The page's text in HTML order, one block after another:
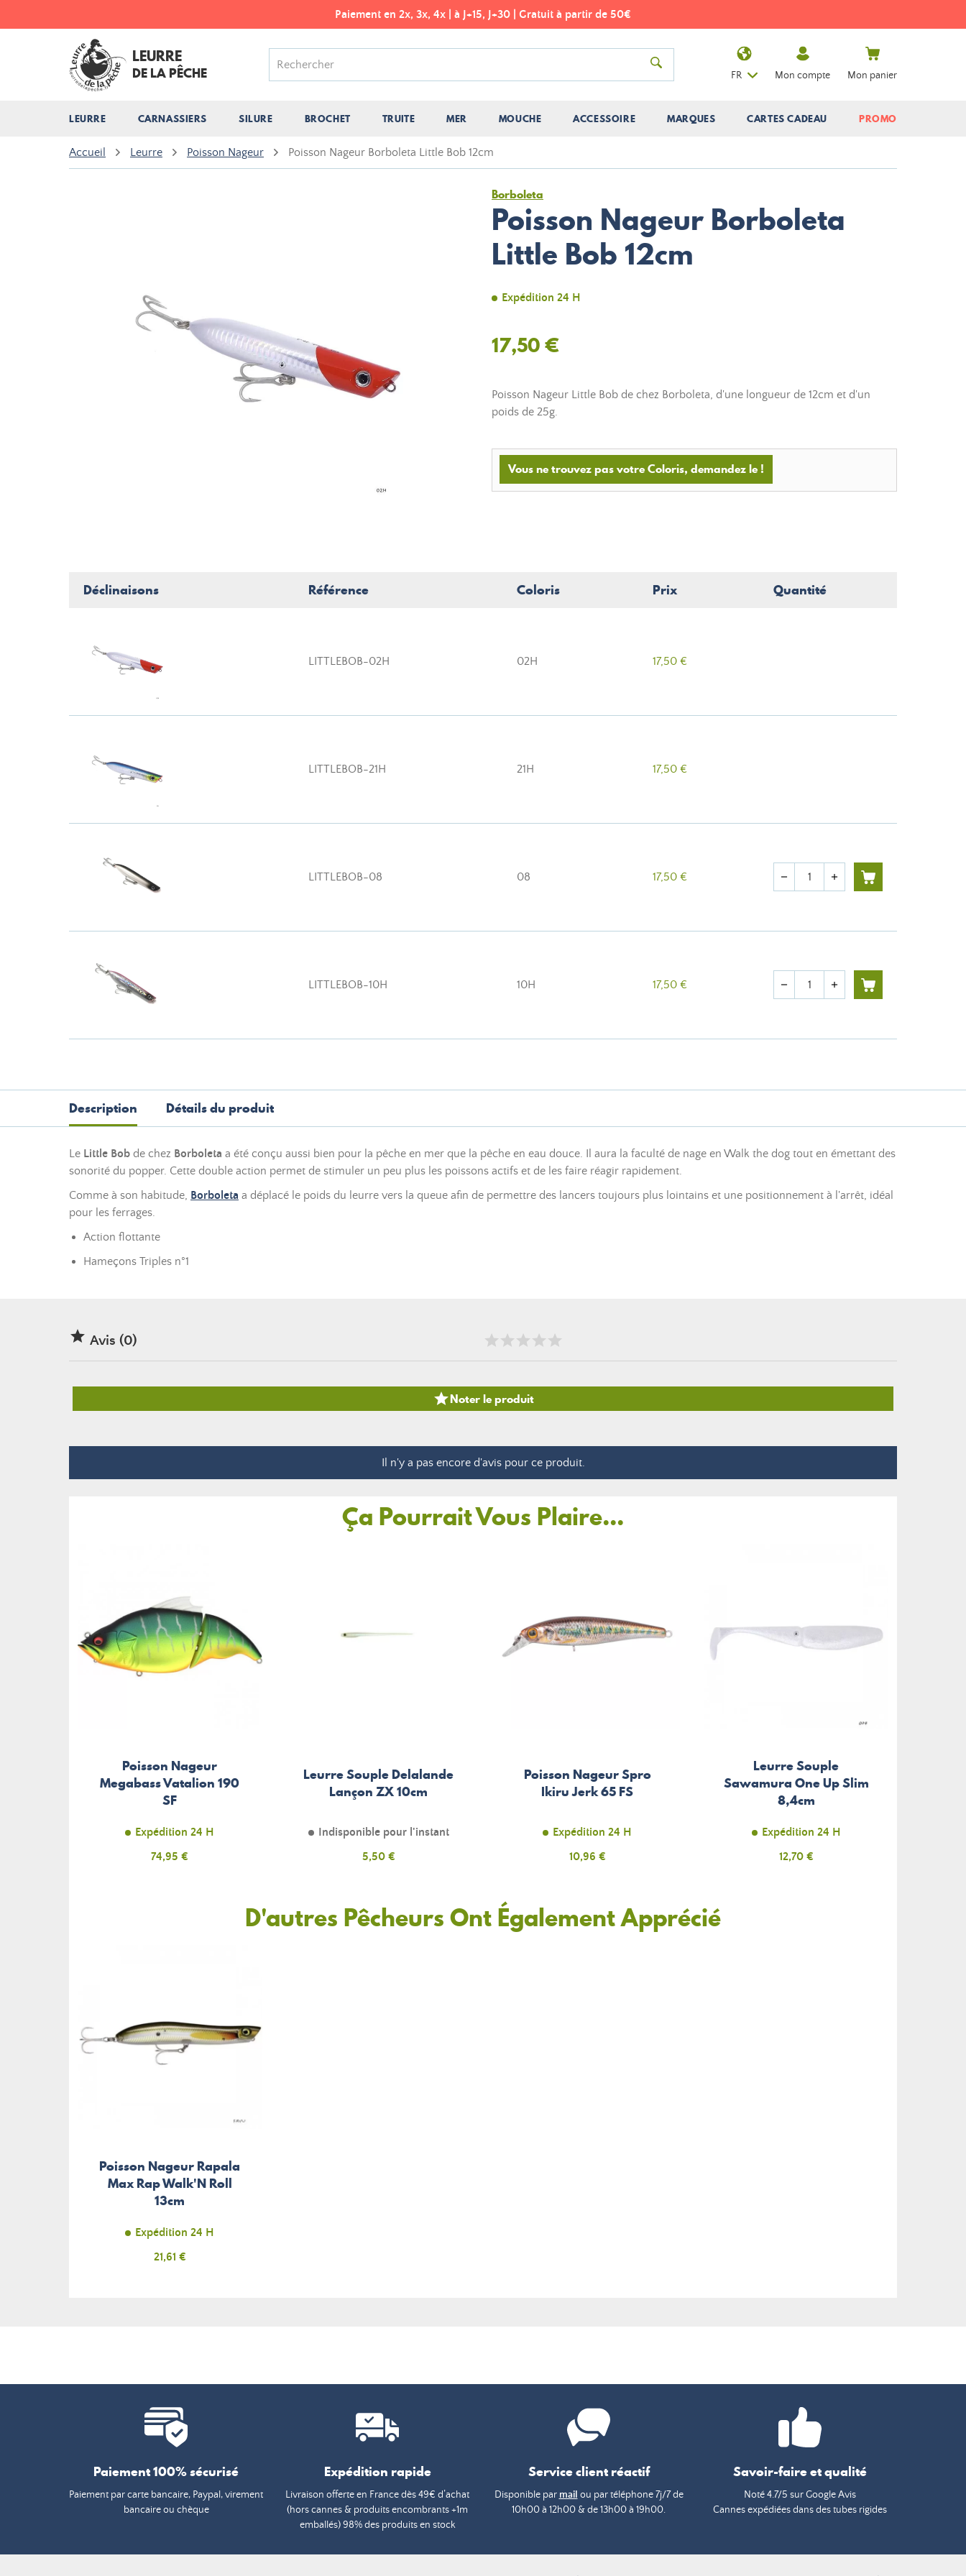
Paiement en 2x, 3x, 4x | à J+15, J+30 | Gratuit à partir de 50€
LEURRE
DE LA PÊCHE
LEURRE CARNASSIERS SILURE BROCHET TRUITE MER MOUCHE ACCESSOIRE MARQUES CARTES CADEAU PROMO
FR Mon compte Mon panier
Accueil Leurre Poisson Nageur Poisson Nageur Borboleta Little Bob 12cm
Borboleta
Poisson Nageur Borboleta
Little Bob 12cm
Expédition 24 H
17,50 €
Poisson Nageur Little Bob de chez Borboleta, d'une longueur de 12cm et d'un
poids de 25g.
Vous ne trouvez pas votre Coloris, demandez le !
Déclinaisons Référence Coloris Prix Quantité
LITTLEBOB-02H 02H 17,50 €
LITTLEBOB-21H 21H 17,50 €
LITTLEBOB-08 08 17,50 € Quantité
remove add
LITTLEBOB-10H 10H 17,50 € Quantité
remove add
Description Détails du produit
Le Little Bob de chez Borboleta a été conçu aussi bien pour la pêche en mer que la pêche en eau douce. Il aura la faculté de nage en Walk the dog tout en émettant des
sonorité du popper. Cette double action permet de stimuler un peu plus les poissons actifs et de les faire réagir rapidement.
Comme à son habitude, Borboleta a déplacé le poids du leurre vers la queue afin de permettre des lancers toujours plus lointains et une positionnement à l'arrêt, idéal
pour les ferrages.
Action flottante
Hameçons Triples n°1
 Avis (0)
Noter le produit
Il n'y a pas encore d'avis pour ce produit.
Ça Pourrait Vous Plaire...
Poisson Nageur
Megabass Vatalion 190
SF
Expédition 24 H
Prix
74,95 €
Leurre Souple Delalande
Lançon ZX 10cm
Indisponible pour l'instant
Prix
5,50 €
Poisson Nageur Spro
Ikiru Jerk 65 FS
Expédition 24 H
Prix
10,96 €
Leurre Souple
Sawamura One Up Slim
8,4cm
Expédition 24 H
Prix
12,70 €
D'autres Pêcheurs Ont Également Apprécié
Poisson Nageur Rapala
Max Rap Walk'N Roll
13cm
Expédition 24 H
Prix
21,61 €
Paiement 100% sécurisé
Paiement par carte bancaire, Paypal, virement
bancaire ou chèque
Expédition rapide
Livraison offerte en France dès 49€ d’achat
(hors cannes & produits encombrants +1m
emballés) 98% des produits en stock
Service client réactif
Disponible par mail ou par téléphone 7j/7 de
10h00 à 12h00 & de 13h00 à 19h00.
Savoir-faire et qualité
Noté 4.7/5 sur Google Avis
Cannes expédiées dans des tubes rigides